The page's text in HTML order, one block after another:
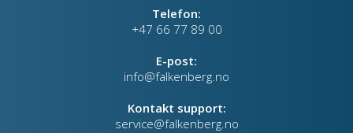
Telefon:
+47 66 77 89 00
E-post:
info@falkenberg.no
Kontakt support:
service@falkenberg.no